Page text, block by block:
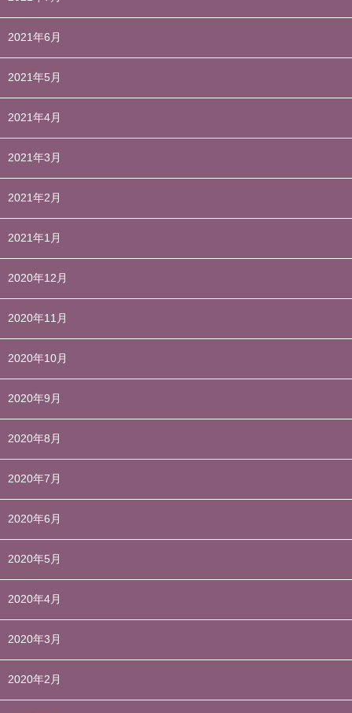
2021年6月
2021年5月
2021年4月
2021年3月
2021年2月
2021年1月
2020年12月
2020年11月
2020年10月
2020年9月
2020年8月
2020年7月
2020年6月
2020年5月
2020年4月
2020年3月
2020年2月